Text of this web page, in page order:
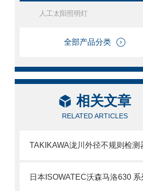
人工太阳照明灯
全部产品分类
相关文章
RELATED ARTICLES